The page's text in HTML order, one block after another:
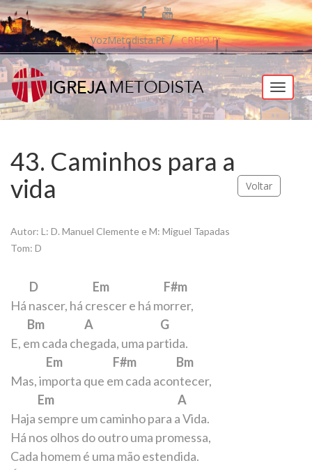
VozMetodista.pt CREIO.pt
Menu
43. Caminhos para a
vida
Voltar
Autor: L: D. Manuel Clemente e M: Miguel Tapadas
Tom: D
D Em F#m
Há nascer, há crescer e há morrer,
Bm A G
E, em cada chegada, uma partida.
Em F#m Bm
Mas, importa que em cada acontecer,
Em A
Haja sempre um caminho para a Vida.
Há nos olhos do outro uma promessa,
Cada homem é uma mão estendida.